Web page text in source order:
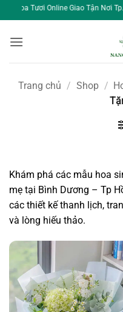
qua
nội
Giao Tận Nơi Tp. Hồ Chí Minh
Trang chủ / Shop /
Khám phá các mẫu hoa
mẹ tại Bình Dương – Tp
các thiết kế thanh lịch,
và lòng hiếu thảo.